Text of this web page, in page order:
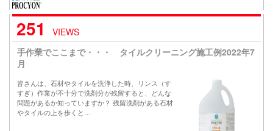
251
VIEWS
手作業でここまで・・・ タイルクリーニング施工例2022年7
月
皆さんは、石材やタイルを洗浄した時、リンス（す
すぎ）作業が不十分で洗剤分が残留すると、どんな
問題があるか知っていますか？ 残留洗剤がある石材
やタイルの上を歩くと…